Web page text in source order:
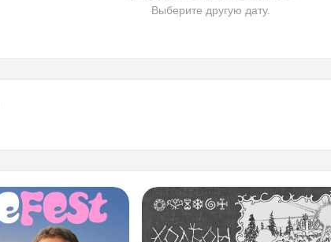
Выберите другую дату.